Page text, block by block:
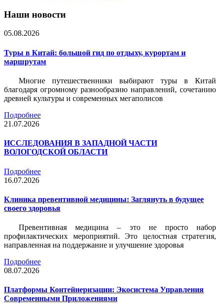
Наши новости
05.08.2026
Туры в Китай: большой гид по отдыху, курортам и
маршрутам
Многие путешественники выбирают туры в Китай
благодаря огромному разнообразию направлений, сочетанию
древней культуры и современных мегаполисов
Подробнее
21.07.2026
ИССЛЕДОВАНИЯ В ЗАПАДНОЙ ЧАСТИ
ВОЛОГОДСКОЙ ОБЛАСТИ
Подробнее
16.07.2026
Клиника превентивной медицины: Заглянуть в будущее
своего здоровья
Превентивная медицина – это не просто набор
профилактических мероприятий. Это целостная стратегия,
направленная на поддержание и улучшение здоровья
Подробнее
08.07.2026
Платформы Контейнеризации: Экосистема Управления
Современными Приложениями